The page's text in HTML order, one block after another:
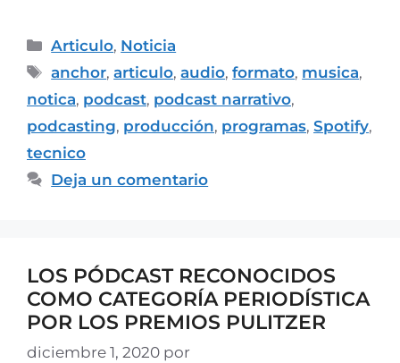
Articulo, Noticia
anchor,articulo,audio,formato, musica,
notica, podcast, podcast narrativo,
podcasting, producción, programas, Spotify,
tecnico
Deja un comentario
LOS PÓDCAST RECONOCIDOS
COMO CATEGORÍA PERIODÍSTICA
POR LOS PREMIOS PULITZER
diciembre 1, 2020 por